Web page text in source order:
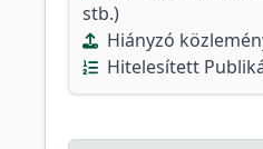
stb.)
Hiányzó
Hitelesített